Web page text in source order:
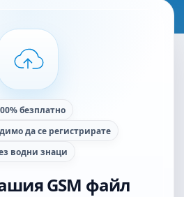
безплатно
да се регистрирате
водни знаци
GSM файл